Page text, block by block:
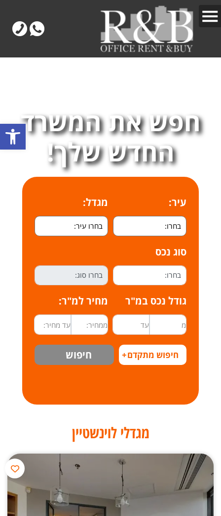
חפש את המשרד
החדש שלך!
עיר: מגדל:
סוג נכס
גודל נכס במ"ר מחיר למ"ר:
חיפוש מתקדם+ חיפוש
מגדלי לוינשטיין